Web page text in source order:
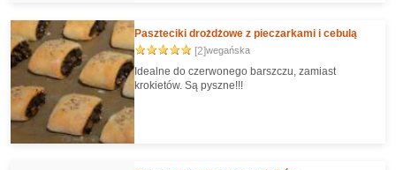
Paszteciki drożdżowe z pieczarkami i cebulą
[2]wegańska
Idealne do czerwonego barszczu, zamiast
krokietów. Są pyszne!!!